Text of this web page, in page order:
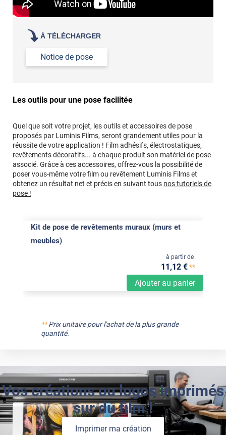
À TÉLÉCHARGER
Notice de pose
Les outils pour une pose facilitée
Quel que soit votre projet, les outils et accessoires de pose
proposés par Luminis Films, seront grandement utiles pour la
réussite de votre application ! Film adhésifs, électrostatiques,
revêtements décoratifs... à chaque produit son matériel de pose
associé. Grâce à ces accessoires, offrez-vous la possibilité de
poser vous-même votre film ou revêtement Luminis Films et
obtenez un résultat net et précis en suivant tous nos tutoriels de
pose !
Kit de pose de revêtements muraux (murs et
meubles)
Ajouter au panier
à partir de
11,12 €**
**Prix unitaire pour l'achat de la plus grande
quantité.
Vos créations ou logos imprimés
sur du film !
Imprimer ma création